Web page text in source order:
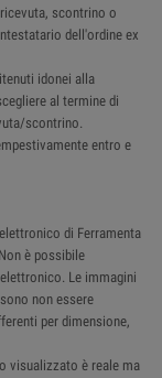
scontrino o
dell'ordine ex
idonei alla
al termine di
scontrino.
entro e
di Ferramenta
è possibile
Le immagini
non essere
per dimensione,
visualizzato è reale ma